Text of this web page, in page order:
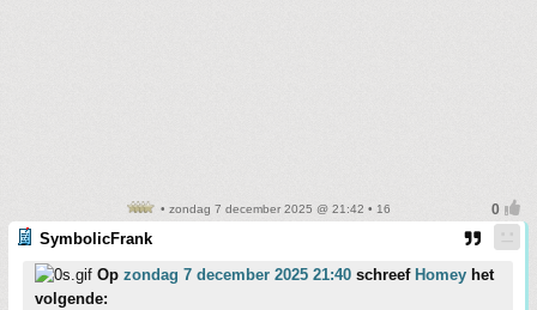
• zondag 7 december 2025 @ 21:42 • 16
SymbolicFrank
Op zondag 7 december 2025 21:40 schreef Homey het
volgende: